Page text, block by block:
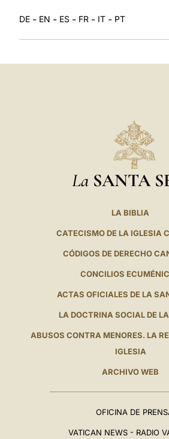
DE - EN - ES - FR - IT - PT
La SANTA
LA BIBLIA
CATECISMO DE LA IGLESIA
CÓDIGOS DE DERECHO
CONCILIOS
ACTAS OFICIALES DE LA
LA DOCTRINA SOCIAL DE
ABUSOS CONTRA MENORES. LA
IGLESIA
ARCHIVO WEB
OFICINA DE
VATICAN NEWS - RADIO